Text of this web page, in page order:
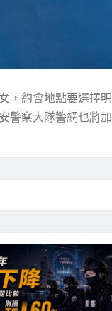
，約會地點要選擇明
警察大隊警網也將加